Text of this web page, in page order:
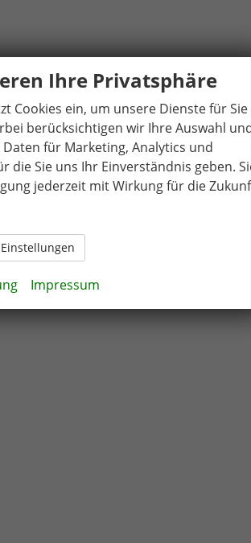
Ihre Privatsphäre
Cookies ein, um unsere Dienste für Sie
berücksichtigen wir Ihre Auswahl
für Marketing, Analytics und
die Sie uns Ihr Einverständnis geben.
jederzeit mit Wirkung für die
Einstellungen
Impressum